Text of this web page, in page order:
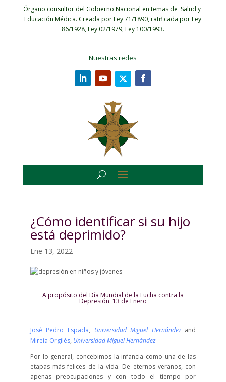
Órgano consultor del Gobierno Nacional en temas de Salud y
Educación Médica. Creada por Ley 71/1890, ratificada por Ley
86/1928, Ley 02/1979, Ley 100/1993.
Nuestras redes
¿Cómo identificar si su hijo
está deprimido?
Ene 13, 2022
A propósito del Día Mundial de la Lucha contra la
Depresión. 13 de Enero
José Pedro Espada, Universidad Miguel Hernándezand
Mireia Orgilés, Universidad Miguel Hernández
Por lo general, concebimos la infancia como una de las
etapas más felices de la vida. De eternos veranos, con
apenas preocupaciones y con todo el tiempo por